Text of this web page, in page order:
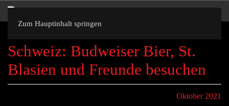
Zum Hauptinhalt springen
Schweiz: Budweiser Bier, St.
Blasien und Freunde besuchen
Oktober 2021